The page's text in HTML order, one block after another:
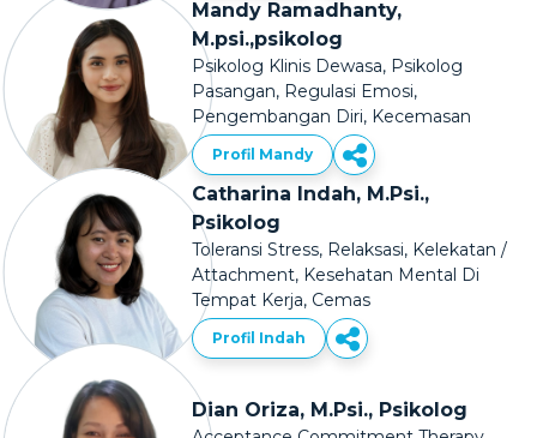
Mandy Ramadhanty,
M.psi.,psikolog
Psikolog Klinis Dewasa, Psikolog
Pasangan, Regulasi Emosi,
Pengembangan Diri, Kecemasan
Profil Mandy
Catharina Indah, M.Psi.,
Psikolog
Toleransi Stress, Relaksasi, Kelekatan /
Attachment, Kesehatan Mental Di
Tempat Kerja, Cemas
Profil Indah
Dian Oriza, M.Psi., Psikolog